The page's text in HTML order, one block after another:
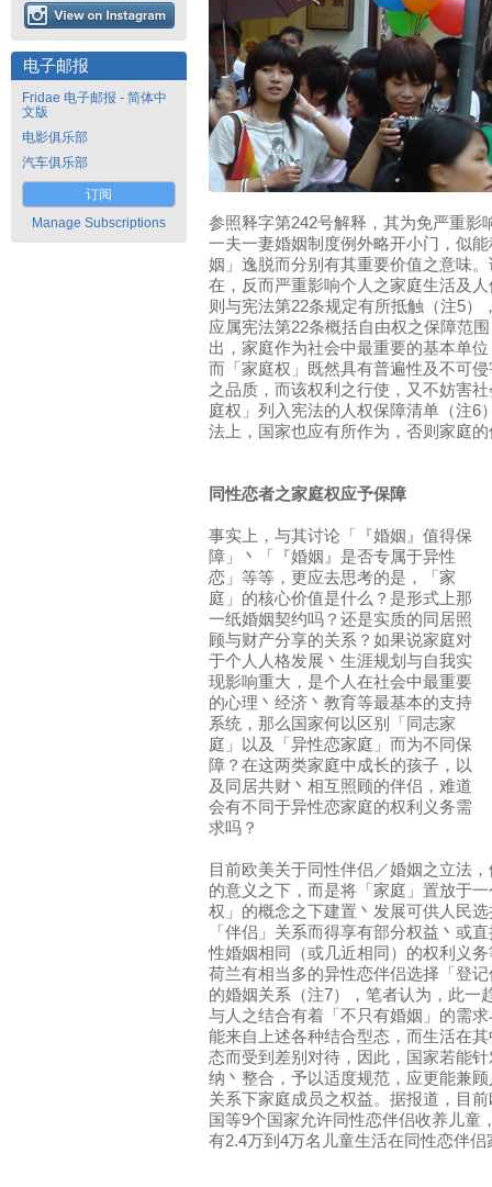
电子邮报
Fridae 电子邮报 - 简体中
文版
电影俱乐部
汽车俱乐部
订阅
Manage Subscriptions
参照释字第242号解释，其为免严重影
一夫一妻婚姻制度例外略开小门，似
姻」逸脱而分别有其重要价值之意味
在，反而严重影响个人之家庭生活及
则与宪法第22条规定有所抵触（注5）
应属宪法第22条概括自由权之保障范
出，家庭作为社会中最重要的基本单
而「家庭权」既然具有普遍性及不可
之品质，而该权利之行使，又不妨害
庭权」列入宪法的人权保障清单（注6
法上，国家也应有所作为，否则家庭
同性恋者之家庭权应予保障
事实上，与其讨论「『婚姻』值得保
障」丶「『婚姻』是否专属于异性
恋」等等，更应去思考的是，「家
庭」的核心价值是什么？是形式上那
一纸婚姻契约吗？还是实质的同居照
顾与财产分享的关系？如果说家庭对
于个人人格发展丶生涯规划与自我实
现影响重大，是个人在社会中最重要
的心理丶经济丶教育等最基本的支持
系统，那么国家何以区别「同志家
庭」以及「异性恋家庭」而为不同保
障？在这两类家庭中成长的孩子，以
及同居共财丶相互照顾的伴侣，难道
会有不同于异性恋家庭的权利义务需
求吗？
目前欧美关于同性伴侣／婚姻之立法
的意义之下，而是将「家庭」置放于
权」的概念之下建置丶发展可供人民
「伴侣」关系而得享有部分权益丶或
性婚姻相同（或几近相同）的权利义
荷兰有相当多的异性恋伴侣选择「登
的婚姻关系（注7），笔者认为，此一
与人之结合有着「不只有婚姻」的需
能来自上述各种结合型态，而生活在
态而受到差别对待，因此，国家若能
纳丶整合，予以适度规范，应更能兼
关系下家庭成员之权益。据报道，目
国等9个国家允许同性恋伴侣收养儿童
有2.4万到4万名儿童生活在同性恋伴